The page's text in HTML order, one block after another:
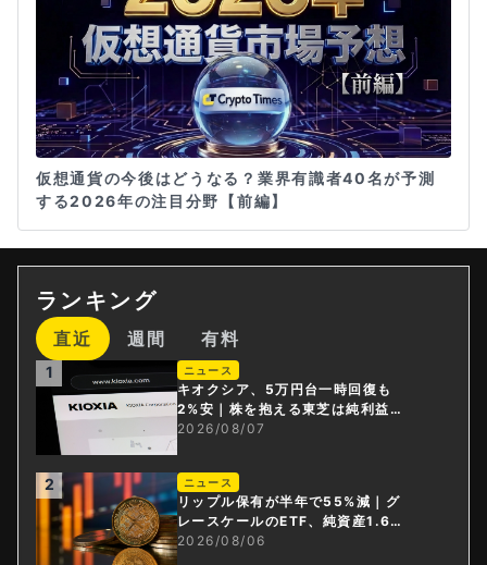
仮想通貨の今後はどうなる？業界有識者40名が予測
する2026年の注目分野【前編】
ランキング
直近 週間 有料
1 ニュース
キオクシア、5万円台一時回復も
2%安｜株を抱える東芝は純利益3
0倍
2026/08/07
2 ニュース
リップル保有が半年で55%減｜グ
レースケールのETF、純資産1.6億
ドル減
2026/08/06